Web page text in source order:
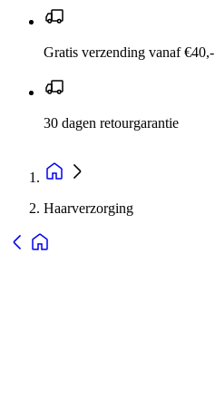
Gratis verzending vanaf €40,-
30 dagen retourgarantie
Haarverzorging